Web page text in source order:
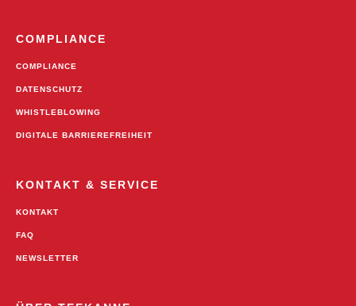
COMPLIANCE
COMPLIANCE
DATENSCHUTZ
WHISTLEBLOWING
DIGITALE BARRIEREFREIHEIT
KONTAKT & SERVICE
KONTAKT
FAQ
NEWSLETTER